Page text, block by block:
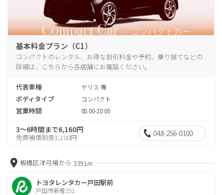
基本料金プラン（C1）
コンパクトのレンタル、お得な割引料金や予約、乗り捨てなどの
詳細は、こちらから各店舗にお電話ください。
代表車種 ヤリス 等
ボディタイプ コンパクト
営業時間 08:00-20:00
3～6時間まで6,160円
免責補償制度1,100円 048-256-0100
板橋区洋弓場から 3391m
トヨタレンタカー戸田駅前
戸田市新曽331